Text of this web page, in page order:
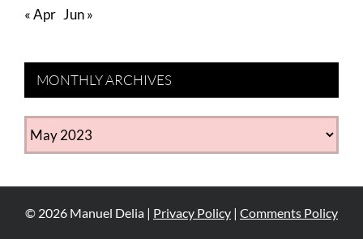
« Apr Jun »
MONTHLY ARCHIVES
MONTHLY
ARCHIVES
© 2026 Manuel Delia | Privacy Policy | Comments Policy